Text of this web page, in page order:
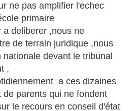
ne pas amplifier l'echec
primaire
a deliberer ,nous ne
de terrain juridique ,nous
devant le tribunal
,
a ces dizaines
parents qui ne fondent
le recours en conseil d'état